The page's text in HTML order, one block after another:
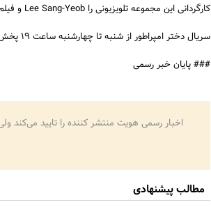
کارگردانی این مجموعه تلویزیونی را Lee Sang-Yeob و فیلم نامه آن را Hwang Jin-Young نگارش کرده است.
سریال دختر امپراطور از شنبه تا چهارشنبه ساعت 19 پخش و تکرار آن روز بعد ساعت 13 است.
### پایان خبر رسمی
اخبار رسمی هویت منتشر کننده را تایید
مطالب پیشنهادی